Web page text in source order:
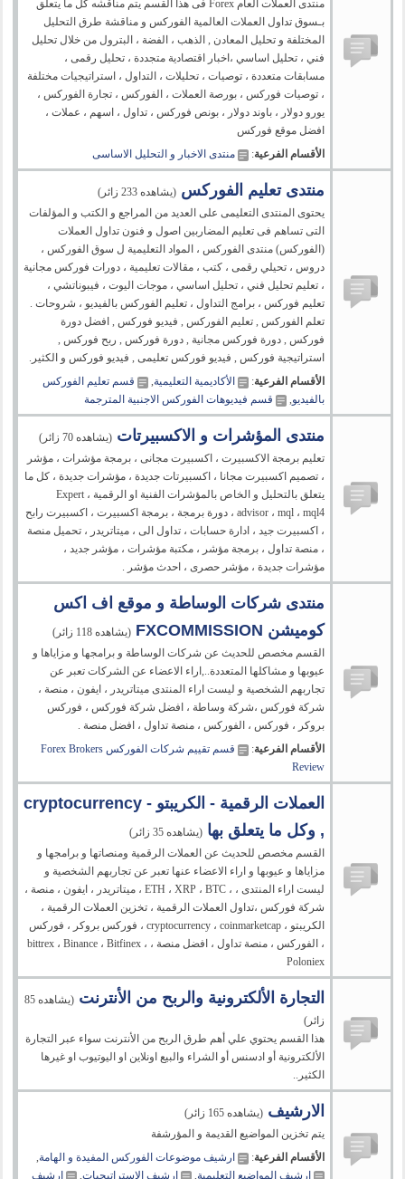
منتدى العملات العام Forex فى هذا القسم يتم مناقشه كل ما يتعلق
بـسوق تداول العملات العالمية الفوركس و مناقشة طرق التحليل
المختلفة و تحليل المعادن , الذهب ، الفضة ، البترول من خلال تحليل
فني ، تحليل اساسي ،اخبار اقتصادية متجددة ، تحليل رقمى ،
مسابقات متعددة ، توصيات ، تحليلات ، التداول ، استراتيجيات مختلفة
، توصيات فوركس ، بورصة العملات ، الفوركس ، تجارة الفوركس ،
يورو دولار ، باوند دولار ، بونص فوركس ، تداول ، اسهم ، عملات ،
افضل موقع فوركس
الأقسام الفرعية: منتدى الاخبار و التحليل الاساسى
منتدى تعليم الفوركس (يشاهده 233 زائر)
يحتوى المنتدى التعليمى على العديد من المراجع و الكتب و المؤلفات
التى تساهم فى تعليم المضاربين اصول و فنون تداول العملات
(الفوركس) منتدى الفوركس ، المواد التعليمية ل سوق الفوركس ،
دروس ، تحيلي رقمى ، كتب ، مقالات تعليمية ، دورات فوركس مجانية
، تعليم تحليل فني ، تحليل اساسي ، موجات اليوت ، فيبوناتشي ،
تعليم فوركس ، برامج التداول ، تعليم الفوركس بالفيديو ، شروحات .
تعلم الفوركس , تعليم الفوركس , فيديو فوركس , افضل دورة
فوركس , دورة فوركس مجانية , دورة فوركس , ربح فوركس ,
استراتيجية فوركس , فيديو فوركس تعليمى , فيديو فوركس و الكثير.
الأقسام الفرعية: الأكاديمية التعليمية,
قسم تعليم الفوركس
بالفيديو, قسم فيديوهات الفوركس الاجنبية المترجمة
منتدى المؤشرات و الاكسبيرتات (يشاهده 70 زائر)
تعليم برمجة الاكسبيرت ، اكسبيرت مجانى ، برمجة مؤشرات ، مؤشر
، تصميم اكسبيرت مجانا ، اكسبيرتات جديدة ، مؤشرات جديدة ، كل ما
يتعلق بالتحليل و الخاص بالمؤشرات الفنية او الرقمية ، Expert
advisor ، mql ، mql4 ، دورة برمجة ، برمجة اكسبيرت ، اكسبيرت رابح
، اكسبيرت جيد ، ادارة حسابات ، تداول الى ، ميتاتريدر ، تحميل منصة
، منصة تداول ، برمجة مؤشر ، مكتبة مؤشرات ، مؤشر جديد ،
مؤشرات جديدة ، مؤشر حصرى ، احدث مؤشر .
منتدى شركات الوساطة و موقع اف اكس
كوميشن FXCOMMISSION
(يشاهده 118 زائر)
القسم مخصص للحديث عن شركات الوساطة و برامجها و مزاياها و
عيوبها و مشاكلها المتعددة..,اراء الاعضاء عن الشركات تعبر عن
تجاربهم الشخصية و ليست اراء المنتدى ميتاتريدر ، ايفون ، منصة ،
شركة فوركس ،شركة وساطة ، افضل شركة فوركس ، فوركس
بروكر ، فوركس ، الفوركس ، منصة تداول ، افضل منصة .
الأقسام الفرعية:
قسم تقييم شركات الفوركس Forex Brokers
Review
العملات الرقمية - الكريبتو - cryptocurrency
, وكل ما يتعلق بها (يشاهده 35 زائر)
القسم مخصص للحديث عن العملات الرقمية ومنصاتها و برامجها و
مزاياها و عيوبها و اراء الاعضاء عنها تعبر عن تجاربهم الشخصية و
ليست اراء المنتدى ، ، ETH ، XRP ، BTC ، ميتاتريدر ، ايفون ، منصة ،
شركة فوركس ،تداول العملات الرقمية ، تخزين العملات الرقمية ،
الكريبتو ، cryptocurrency ، coinmarketcap ، فوركس بروكر ، فوركس
، الفوركس ، منصة تداول ، افضل منصة ، bittrex ، Binance ، Bitfinex ،
Poloniex
التجارة الألكترونية والربح من الأنترنت
(يشاهده 85
زائر)
هذا القسم يحتوي علي أهم طرق الربح من الأنترنت سواء عبر التجارة
الألكترونية أو ادسنس أو الشراء والبيع اونلاين او اليوتيوب او غيرها
الكثير..
الارشيف (يشاهده 165 زائر)
يتم تخزين المواضيع القديمة و المؤرشفة
الأقسام الفرعية: ارشيف موضوعات الفوركس المفيدة و الهامة,
ارشيف المواضيع التعليمية, ارشيف الاستراتيجيات, ارشيف